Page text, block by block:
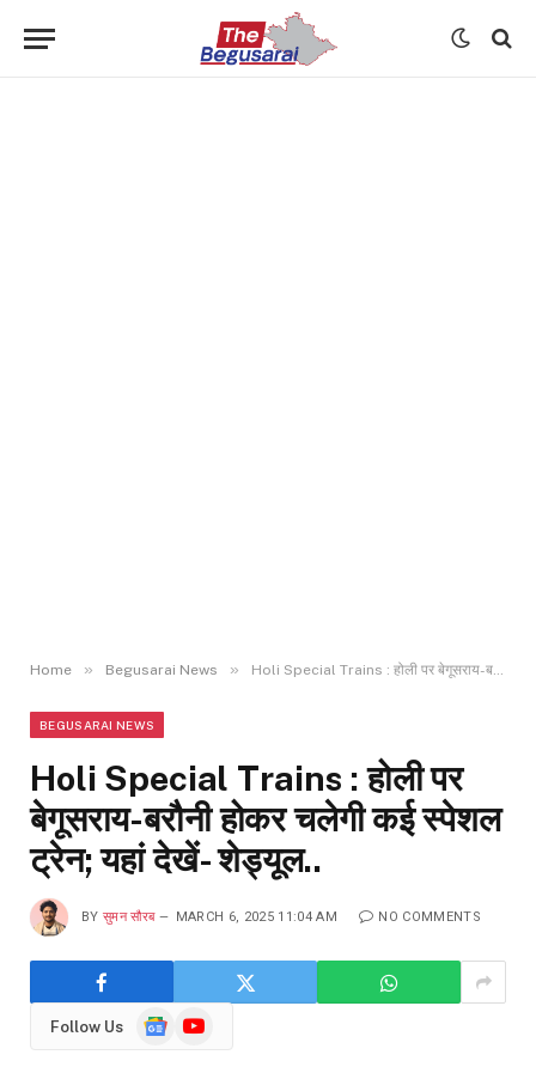
Home » Begusarai News » Holi Special Trains : होली पर बेगूसराय-बरौनी होकर चलेगी कई स्पेशल ट्रेन; यहां देखें- शेड्यूल..
BEGUSARAI NEWS
Holi Special Trains : होली पर
बेगूसराय-बरौनी होकर चलेगी कई स्पेशल
ट्रेन; यहां देखें- शेड्यूल..
BY सुमन सौरब MARCH 6, 2025 11:04 AM NO COMMENTS
Follow Us
GoogleYouTube